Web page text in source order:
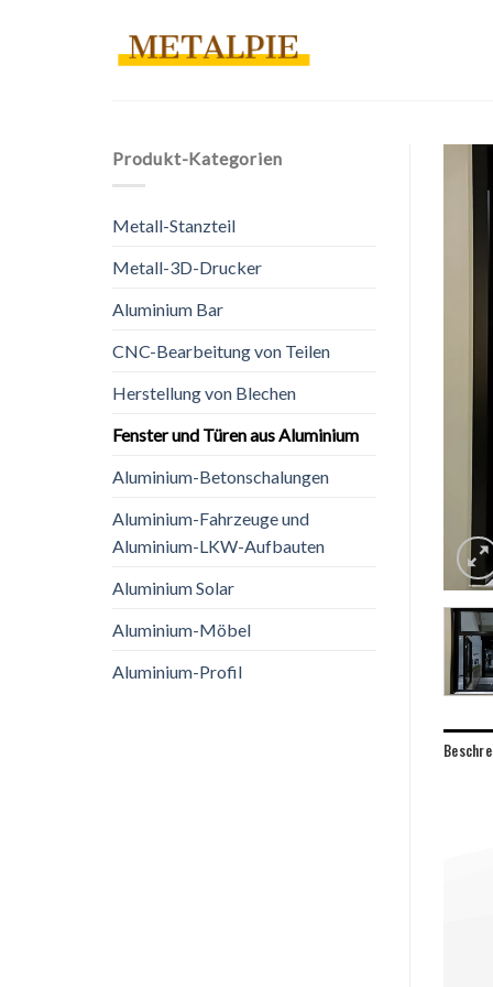
Produkt-Kategorien
Metall-Stanzteil
Metall-3D-Drucker
Aluminium Bar
CNC-Bearbeitung von Teilen
Herstellung von Blechen
Fenster und Türen aus Aluminium
Aluminium-Betonschalungen
Aluminium-Fahrzeuge und
Aluminium-LKW-Aufbauten
Aluminium Solar
Aluminium-Möbel
Aluminium-Profil